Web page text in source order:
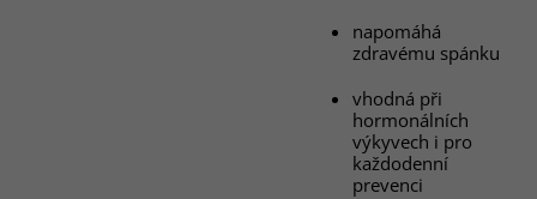
napomáhá
zdravému spánku
vhodná při
hormonálních
výkyvech i pro
každodenní
prevenci